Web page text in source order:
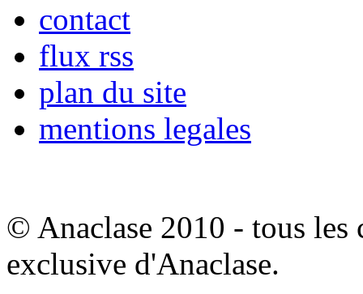
contact
flux rss
plan du site
mentions legales
© Anaclase 2010 - tous les
exclusive d'Anaclase.